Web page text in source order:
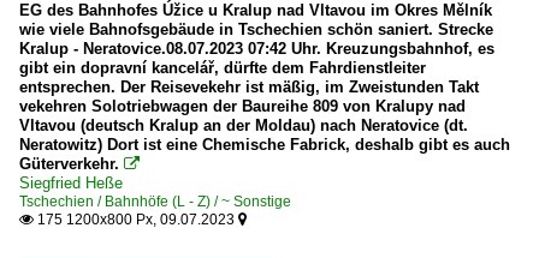
Sonstiges
Zugzielanzeiger
Strecken
Trať 016 Holice – Moravany – Chrudim
Trať 114 Lovosice – Postoloprty
Trať 123 Most – Žatec
EG des Bahnhofes Úžice u Kralup nad Vltavou im Okres Mělník
wie viele Bahnofsgebäude in Tschechien schön saniert. Strecke
Kralup - Neratovice.08.07.2023 07:42 Uhr. Kreuzungsbahnhof, es
gibt ein dopravní kancelář, dürfte dem Fahrdienstleiter
entsprechen. Der Reisevekehr ist mäßig, im Zweistunden Takt
vekehren Solotriebwagen der Baureihe 809 von Kralupy nad
Vltavou (deutsch Kralup an der Moldau) nach Neratovice (dt.
Neratowitz) Dort ist eine Chemische Fabrick, deshalb gibt es auch
Güterverkehr. 
Siegfried Heße
Tschechien / Bahnhöfe (L - Z) / ~ Sonstige
 175 1200x800 Px, 09.07.2023 